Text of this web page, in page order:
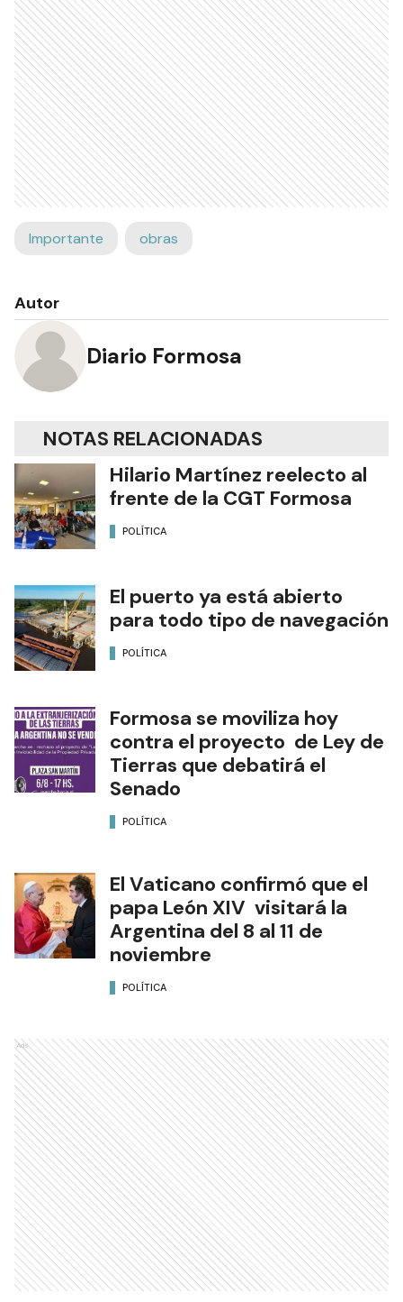
Importante obras
Autor
Diario Formosa
NOTAS RELACIONADAS
Hilario Martínez reelecto al
frente de la CGT Formosa
POLÍTICA
El puerto ya está abierto
para todo tipo de navegación
POLÍTICA
Formosa se moviliza hoy
contra el proyecto de Ley de
Tierras que debatirá el
Senado
POLÍTICA
El Vaticano confirmó que el
papa León XIV visitará la
Argentina del 8 al 11 de
noviembre
POLÍTICA
Ads